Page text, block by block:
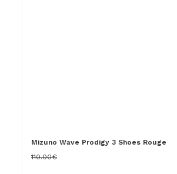
Mizuno Wave Prodigy 3 Shoes Rouge
110.00€